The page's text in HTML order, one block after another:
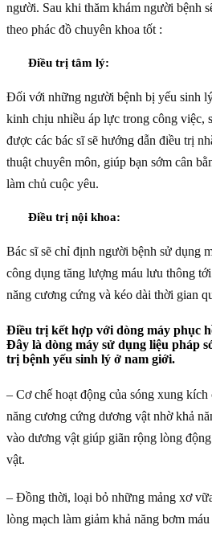
người. Sau khi thăm khám người bệnh
theo phác đồ chuyên khoa tốt :
Điều trị tâm lý:
Đối với những người bệnh bị yếu sinh
kinh chịu nhiều áp lực trong công việc,
được các bác sĩ sẽ hướng dẫn điều trị
thuật chuyên môn, giúp bạn sớm cân
làm chủ cuộc yêu.
Điều trị nội khoa:
Bác sĩ sẽ chỉ định người bệnh sử dụng
công dụng tăng lượng máu lưu thông
năng cương cứng và kéo dài thời gian
Điều trị kết hợp với dòng máy phục
Đây là dòng máy sử dụng liệu pháp
trị bệnh yếu sinh lý ở nam giới.
– Cơ chế hoạt động của sóng xung
năng cương cứng dương vật nhờ khả
vào dương vật giúp giãn rộng lòng
vật.
– Đồng thời, loại bỏ những mảng xơ
lòng mạch làm giảm khả năng bơm